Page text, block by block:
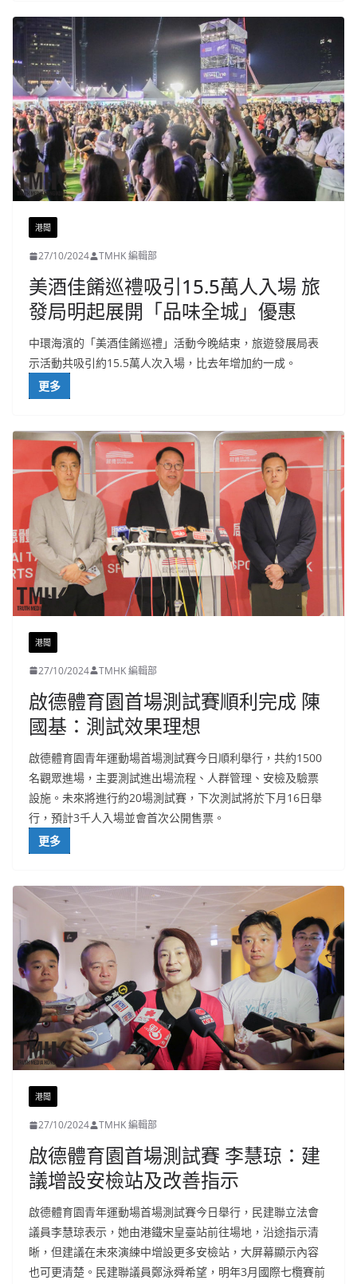
港聞
27/10/2024 TMHK 編輯部
美酒佳餚巡禮吸引15.5萬人入場 旅
發局明起展開「品味全城」優惠
中環海濱的「美酒佳餚巡禮」活動今晚結束，旅遊發展局表
示活動共吸引約15.5萬人次入場，比去年增加約一成。
更多
港聞
27/10/2024 TMHK 編輯部
啟德體育園首場測試賽順利完成 陳
國基：測試效果理想
啟德體育園青年運動場首場測試賽今日順利舉行，共約1500
名觀眾進場，主要測試進出場流程、人群管理、安檢及驗票
設施。未來將進行約20場測試賽，下次測試將於下月16日舉
行，預計3千人入場並會首次公開售票。
更多
港聞
27/10/2024 TMHK 編輯部
啟德體育園首場測試賽 李慧琼：建
議增設安檢站及改善指示
啟德體育園青年運動場首場測試賽今日舉行，民建聯立法會
議員李慧琼表示，她由港鐵宋皇臺站前往場地，沿途指示清
晰，但建議在未來演練中增設更多安檢站，大屏幕顯示內容
也可更清楚。民建聯議員鄭泳舜希望，明年3月國際七欖賽前